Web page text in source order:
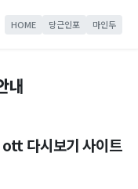
HOME 당근인포 마인두
내
ott 다시보기 사이트